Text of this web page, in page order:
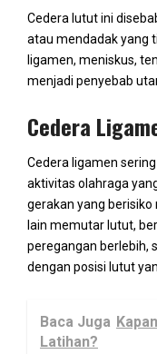
Cedera lutut ini
atau mendadak yang
ligamen, meniskus,
menjadi penyebab
Cedera
Cedera ligamen
aktivitas olahraga
gerakan yang
lain memutar lutut,
peregangan berlebih,
dengan posisi lutut
Baca Juga
Latihan?